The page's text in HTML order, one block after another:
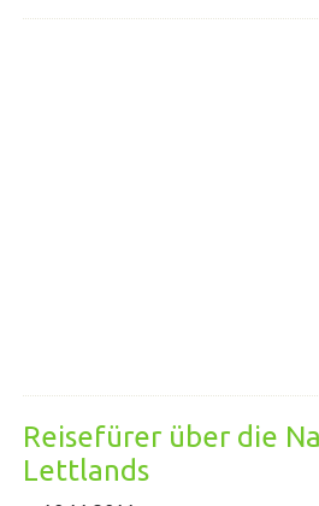
Reisefürer über die
Lettlands